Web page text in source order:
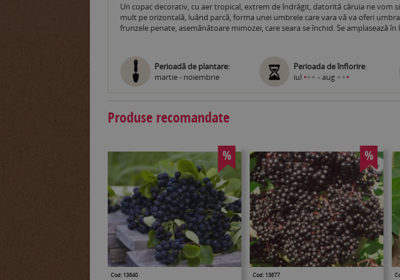
Un copac decorativ, cu aer tropical, extrem de îndrăgit, datorită căruia ne vom
mult pe orizontală, luând parcă, forma unei umbrele care vara vă va oferi
frunzele penate, asemănătoare mimozei, care seara se închid. Se amplasează
Perioadă de plantare:
martie - noiembrie
Perioada de înflorire:
iul ••• - aug •••
Produse recomandate
%
Cod: 13640
%
Cod: 13677